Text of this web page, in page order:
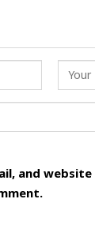
and